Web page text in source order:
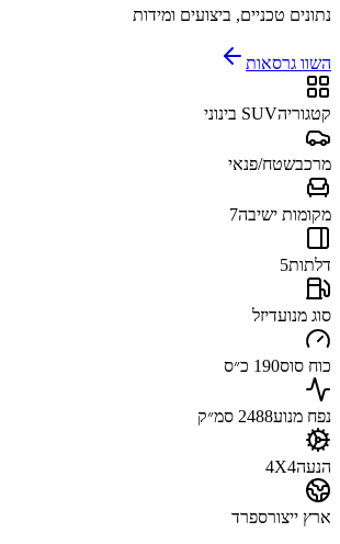
נתונים טכניים, ביצועים ומידות
השוו גרסאות
קטגוריהSUV בינוני
מרכבשטח/פנאי
מקומות ישיבה7
דלתות5
סוג מנועדיזל
כוח סוס190 כ״ס
נפח מנוע2488 סמ״ק
הנעה4X4
ארץ ייצורספרד